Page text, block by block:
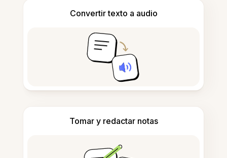
Convertir texto a audio
Tomar y redactar notas